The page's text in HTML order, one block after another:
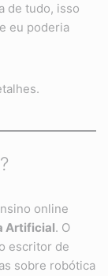
de tudo, isso
eu poderia
online
Artificial. O
escritor de
sobre robótica